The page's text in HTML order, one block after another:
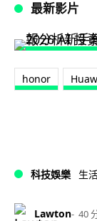
最新影片
honor
科技娛樂 生
Lawton 40